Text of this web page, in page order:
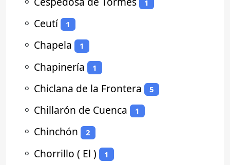
1
⚬ Ceutí 1
⚬ Chapela 1
⚬ Chapinería 1
⚬ Chiclana de la Frontera 5
⚬ Chillarón de Cuenca 1
⚬ Chinchón 2
⚬ Chorrillo ( El ) 1